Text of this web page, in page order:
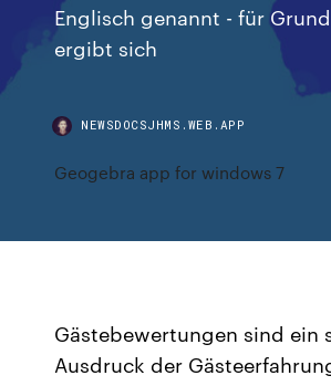
Englisch genannt - für
ergibt sich
NEWSDOCSJHMS.WEB.APP
Geogebra app for windows 7
Gästebewertungen sind ein
Ausdruck der